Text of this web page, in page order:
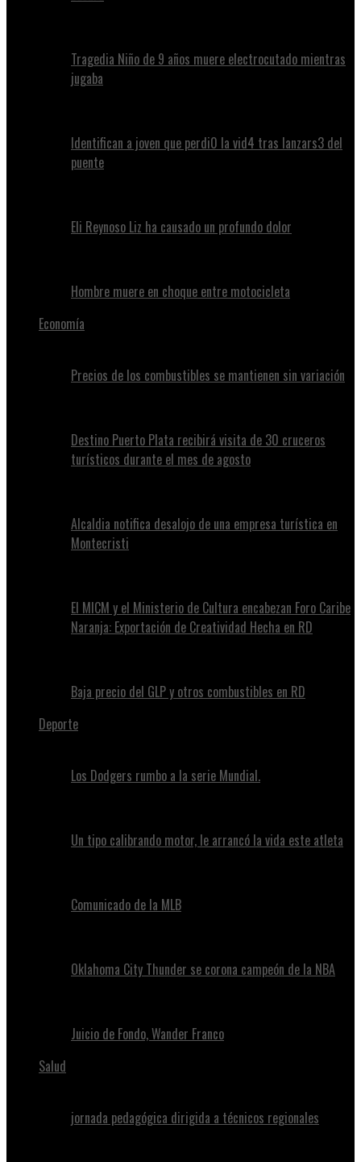
Tragedia Niño de 9 años muere electrocutado mientras
jugaba
Identifican a joven que perdi0 la vid4 tras lanzars3 del
puente
Eli Reynoso Liz ha causado un profundo dolor
Hombre muere en choque entre motocicleta
Economía
Precios de los combustibles se mantienen sin variación
Destino Puerto Plata recibirá visita de 30 cruceros
turísticos durante el mes de agosto
Alcaldia notifica desalojo de una empresa turística en
Montecristi
El MICM y el Ministerio de Cultura encabezan Foro Caribe
Naranja: Exportación de Creatividad Hecha en RD
Baja precio del GLP y otros combustibles en RD
Deporte
Los Dodgers rumbo a la serie Mundial.
Un tipo calibrando motor, le arrancó la vida este atleta
Comunicado de la MLB
Oklahoma City Thunder se corona campeón de la NBA
Juicio de Fondo, Wander Franco
Salud
jornada pedagógica dirigida a técnicos regionales